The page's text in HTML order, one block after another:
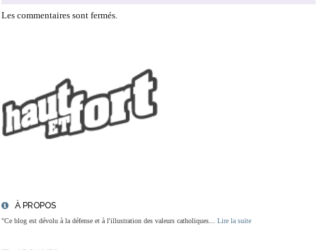
À PROPOS
"Ce blog est dévolu à la défense et à l'illustration des valeurs catholiques... Lire la suite
Les commentaires sont fermés.